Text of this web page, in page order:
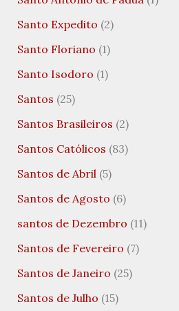
Santo Expedito (2)
Santo Floriano (1)
Santo Isodoro (1)
Santos (25)
Santos Brasileiros (2)
Santos Católicos (83)
Santos de Abril(5)
Santos de Agosto (6)
santos de Dezembro (11)
Santos de Fevereiro (7)
Santos de Janeiro (25)
Santos de Julho (15)